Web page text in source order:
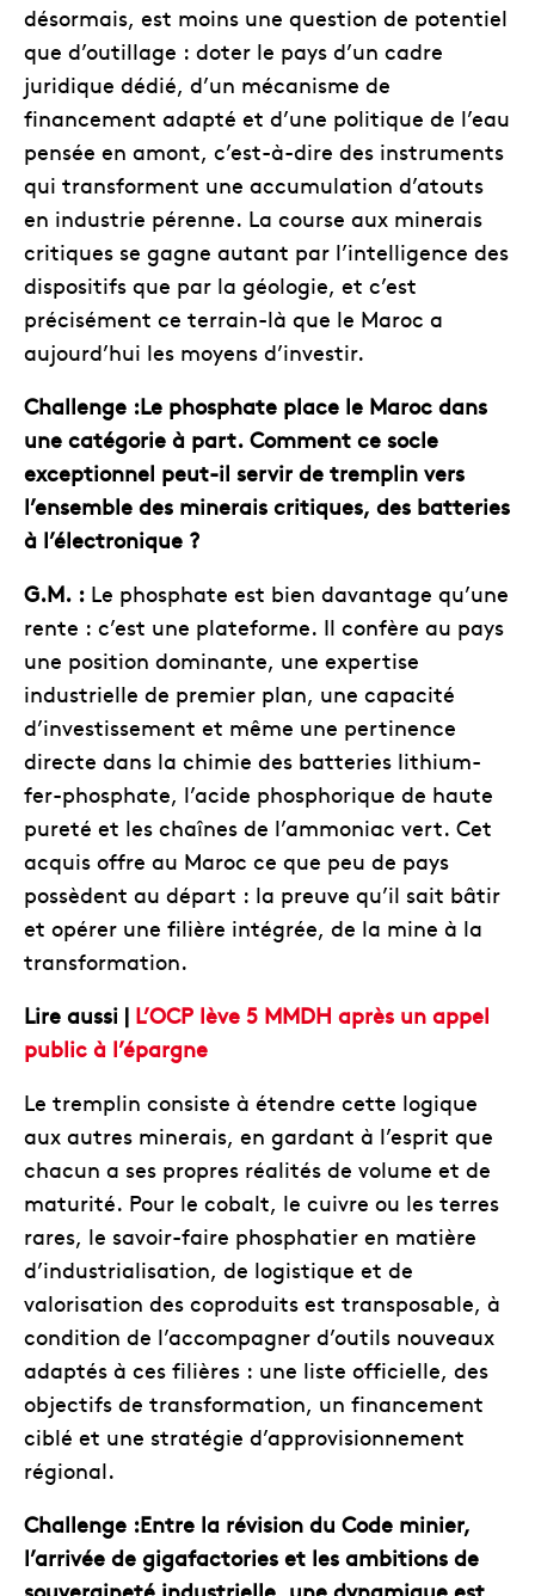
désormais, est moins une question de potentiel
que d’outillage : doter le pays d’un cadre
juridique dédié, d’un mécanisme de
financement adapté et d’une politique de l’eau
pensée en amont, c’est-à-dire des instruments
qui transforment une accumulation d’atouts
en industrie pérenne. La course aux minerais
critiques se gagne autant par l’intelligence des
dispositifs que par la géologie, et c’est
précisément ce terrain-là que le Maroc a
aujourd’hui les moyens d’investir.
Challenge :Le phosphate place le Maroc dans
une catégorie à part. Comment ce socle
exceptionnel peut-il servir de tremplin vers
l’ensemble des minerais critiques, des batteries
à l’électronique ?
G.M. : Le phosphate est bien davantage qu’une
rente : c’est une plateforme. Il confère au pays
une position dominante, une expertise
industrielle de premier plan, une capacité
d’investissement et même une pertinence
directe dans la chimie des batteries lithium-
fer-phosphate, l’acide phosphorique de haute
pureté et les chaînes de l’ammoniac vert. Cet
acquis offre au Maroc ce que peu de pays
possèdent au départ : la preuve qu’il sait bâtir
et opérer une filière intégrée, de la mine à la
transformation.
Lire aussi | L’OCP lève 5 MMDH après un appel
public à l’épargne
Le tremplin consiste à étendre cette logique
aux autres minerais, en gardant à l’esprit que
chacun a ses propres réalités de volume et de
maturité. Pour le cobalt, le cuivre ou les terres
rares, le savoir-faire phosphatier en matière
d’industrialisation, de logistique et de
valorisation des coproduits est transposable, à
condition de l’accompagner d’outils nouveaux
adaptés à ces filières : une liste officielle, des
objectifs de transformation, un financement
ciblé et une stratégie d’approvisionnement
régional.
Challenge :Entre la révision du Code minier,
l’arrivée de gigafactories et les ambitions de